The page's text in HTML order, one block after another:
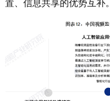
置、信息共享的优势互补。